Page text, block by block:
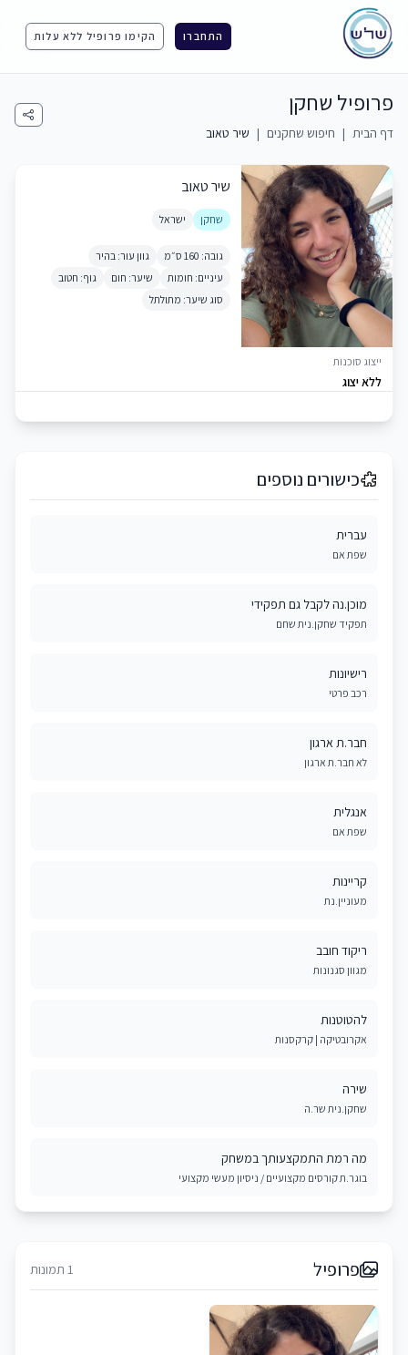
התחברו הקימו פרופיל ללא עלות
פרופיל שחקן
דף הבית | חיפוש שחקנים | שיר טאוב
ייצוג סוכנות
ללא יצוג
שיר טאוב
שחקן ישראל
גובה: 160 ס״מ
גוון עור: בהיר
עיניים: חומות
שיער: חום
גוף: חטוב
סוג שיער: מתולתל
כישורים נוספים
עברית
שפת אם
מוכן.נה לקבל גם תפקידי
תפקיד שחקן.נית שחם
רישיונות
רכב פרטי
חבר.ת ארגון
לא חבר.ת ארגון
אנגלית
שפת אם
קריינות
מעוניין.נת
ריקוד חובב
מגוון סגנונות
להטוטנות
אקרובטיקה | קרקסנות
שירה
שחקן.נית שר.ה
מה רמת התמקצעותך במשחק
בוגר.ת קורסים מקצועיים / ניסיון מעשי מקצועי
פרופיל 1 תמונות